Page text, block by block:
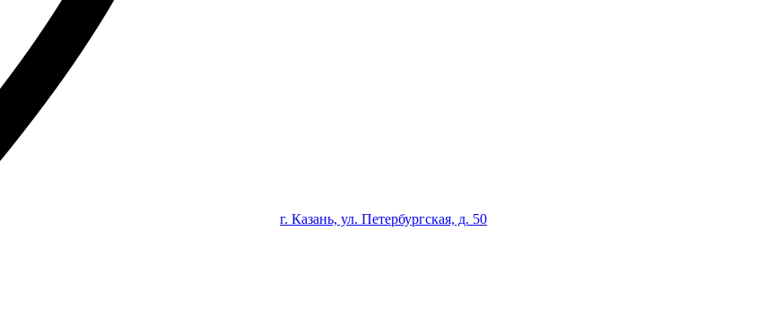
г. Казань, ул. Петербургская, д. 50